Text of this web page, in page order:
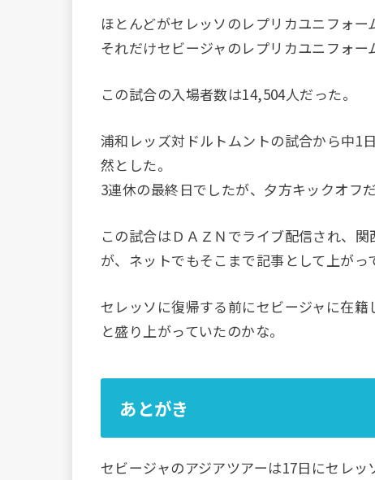
ほとんどがセレッソのレプリカユニフォー
それだけセビージャのレプリカユニフォー
この試合の入場者数は14,504人だった。
浦和レッズ対ドルトムントの試合から中1
然とした。
3連休の最終日でしたが、夕方キックオフ
この試合はＤＡＺＮでライブ配信され、
が、ネットでもそこまで記事として上がっ
セレッソに復帰する前にセビージャに在
と盛り上がっていたのかな。
あとがき
セビージャのアジアツアーは17日にセレ